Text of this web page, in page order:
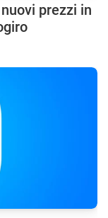
prezzi in